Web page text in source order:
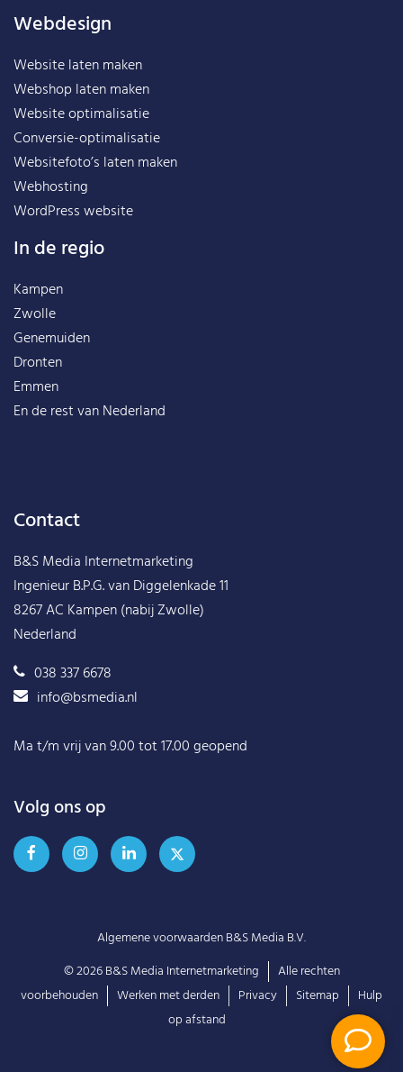
Webdesign
Website laten maken
Webshop laten maken
Website optimalisatie
Conversie-optimalisatie
Websitefoto’s laten maken
Webhosting
WordPress website
In de regio
Kampen
Zwolle
Genemuiden
Dronten
Emmen
En de rest vanNederland
Contact
B&S Media Internetmarketing
Ingenieur B.P.G. van Diggelenkade 11
8267 AC Kampen (nabij Zwolle)
Nederland
038 337 6678
info@bsmedia.nl
Ma t/m vrij van 9.00 tot 17.00 geopend
Volg ons op
Algemene voorwaarden B&S Media B.V.
© 2026B&S Media Internetmarketing
Alle rechten
voorbehouden
Werken met derden Privacy Sitemap
Hulp
op afstand